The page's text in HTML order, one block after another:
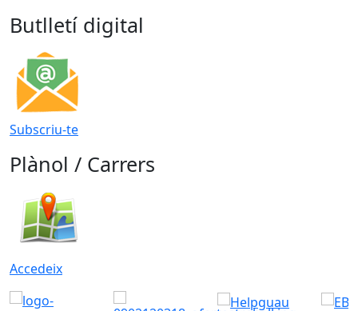
Butlletí digital
Subscriu-te
Plànol / Carrers
Accedeix